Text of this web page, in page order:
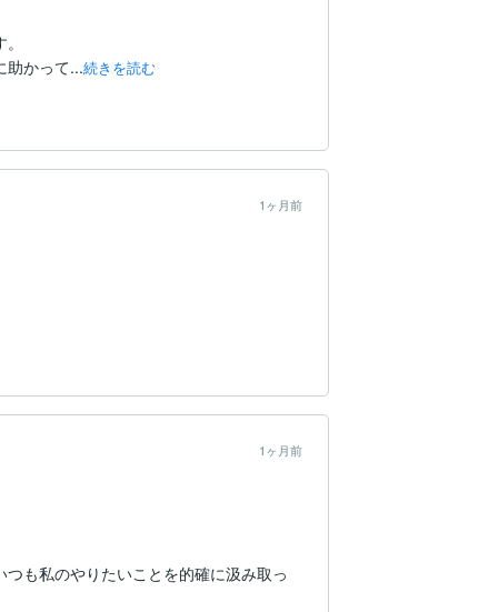
助かって...続きを読む
1ヶ月前
1ヶ月前
も私のやりたいことを的確に汲み取っ